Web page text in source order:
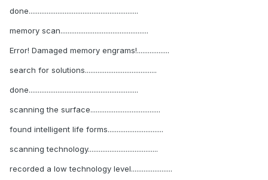
done.............................................................
memory scan.................................................
Error! Damaged memory engrams!..................
search for solutions........................................
done.............................................................
scanning the surface.......................................
found intelligent life forms...............................
scanning technology.......................................
recorded a low technology level.......................